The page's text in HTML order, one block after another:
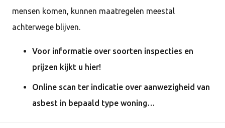
mensen komen, kunnen maatregelen meestal
achterwege blijven.
Voor informatie over soorten inspecties en
prijzen kijkt u hier!
Online scan ter indicatie over aanwezigheid van
asbest in bepaald type woning…